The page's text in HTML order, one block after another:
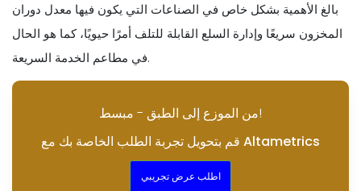
بالغ الأهمية بشكل خاص في الصناعات التي يكون فيها معدل دوران
المخزون سريعًا وإدارة السلع القابلة للتلف أمرًا حيويًا، كما هو الحال
في مطاعم الخدمة السريعة.
من الموزع إلى الطبق - مبسط!
قم بتحويل تجربة الطلب الخاصة بك مع Altametrics
اطلب عرض تجريبي